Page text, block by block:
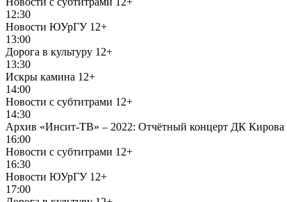
12:30
Новости ЮУрГУ 12+
13:00
Дорога в культуру 12+
13:30
Искры камина 12+
14:00
Новости с субтитрами 12+
14:30
Архив «Инсит-ТВ» – 2022: Отчётный концерт ДК Кирова
16:00
Новости с субтитрами 12+
16:30
Новости ЮУрГУ 12+
17:00